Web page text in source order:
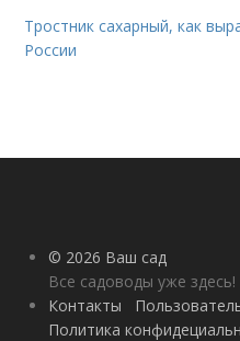
Тростник сахарный, как
России
© 2026 Ваш сад
Все садоводы уже здесь!
Контакты
Политика